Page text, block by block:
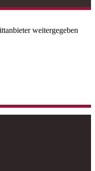
weitergegeben